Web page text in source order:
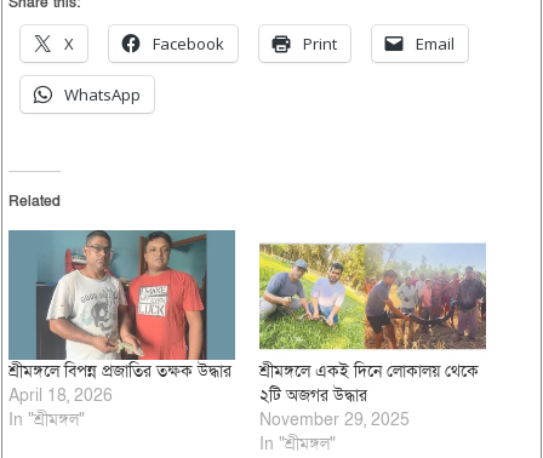
X Facebook Print Email
WhatsApp
Related
শ্রীমঙ্গলে বিপন্ন প্রজাতির তক্ষক উদ্ধার
April 18, 2026
In "শ্রীমঙ্গল"
শ্রীমঙ্গলে একই দিনে লোকালয় থেকে
২টি অজগর উদ্ধার
November 29, 2025
In "শ্রীমঙ্গল"